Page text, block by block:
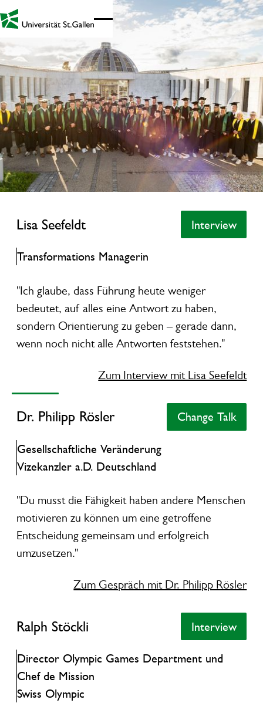
Link zur Startseite - Mobil
Lisa Seefeldt Interview
Interview
Transformations Managerin
"Ich glaube, dass Führung heute weniger
bedeutet, auf alles eine Antwort zu haben,
sondern Orientierung zu geben – gerade dann,
wenn noch nicht alle Antworten feststehen."
Zum Interview mit Lisa Seefeldt
Dr. Philipp Rösler
Dr. Philipp Rösler Change
Change Talk
Gesellschaftliche Veränderung
Vizekanzler a.D. Deutschland
"Du musst die Fähigkeit haben andere Menschen
motivieren zu können um eine getroffene
Entscheidung gemeinsam und erfolgreich
umzusetzen."
Zum Gespräch mit Dr. Philipp Rösler
Ralph Stöckli Interview
Interview
Director Olympic Games Department und
Chef de Mission
Swiss Olympic